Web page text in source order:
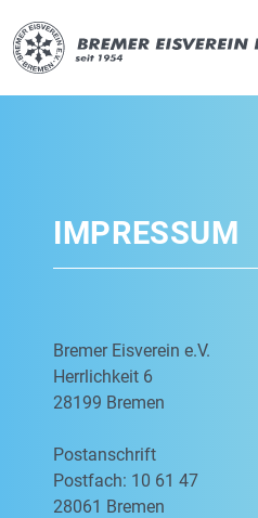
IMPRESSUM
Bremer Eisverein e.V.
Herrlichkeit 6
28199 Bremen
Postanschrift
Postfach: 10 61 47
28061 Bremen